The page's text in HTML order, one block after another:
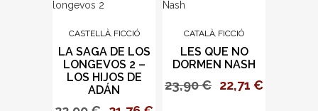
CASTELLÀ, FICCIÓ
LA SAGA DE LOS
LONGEVOS 2 –
LOS HIJOS DE
ADÁN
CATALÀ, FICCIÓ
LES QUE NO
DORMEN NASH
23,90€ 22,71 €